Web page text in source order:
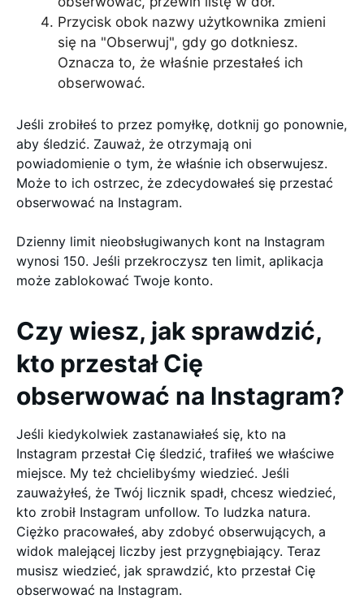
Przycisk obok nazwy użytkownika zmieni
się na "Obserwuj", gdy go dotkniesz.
Oznacza to, że właśnie przestałeś ich
obserwować.
Jeśli zrobiłeś to przez pomyłkę, dotknij go ponownie,
aby śledzić. Zauważ, że otrzymają oni
powiadomienie o tym, że właśnie ich obserwujesz.
Może to ich ostrzec, że zdecydowałeś się przestać
obserwować na Instagram.
Dzienny limit nieobsługiwanych kont na Instagram
wynosi 150. Jeśli przekroczysz ten limit, aplikacja
może zablokować Twoje konto.
Czy wiesz, jak sprawdzić,
kto przestał Cię
obserwować na Instagram?
Jeśli kiedykolwiek zastanawiałeś się, kto na
Instagram przestał Cię śledzić, trafiłeś we właściwe
miejsce. My też chcielibyśmy wiedzieć. Jeśli
zauważyłeś, że Twój licznik spadł, chcesz wiedzieć,
kto zrobił Instagram unfollow. To ludzka natura.
Ciężko pracowałeś, aby zdobyć obserwujących, a
widok malejącej liczby jest przygnębiający. Teraz
musisz wiedzieć, jak sprawdzić, kto przestał Cię
obserwować na Instagram.